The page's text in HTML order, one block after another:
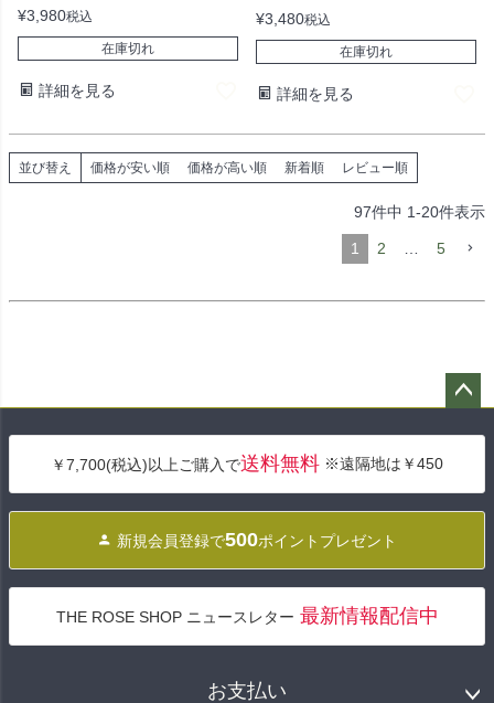
¥3,980税込
在庫切れ
詳細を見る
¥3,480税込
在庫切れ
詳細を見る
並び替え 価格が安い順 価格が高い順 新着順 レビュー順
97件中 1-20件表示
1 2 5
へ
￥7,700(税込)以上ご購入で送料無料 ※遠隔地は￥450
新規会員登録で500ポイントプレゼント
THE ROSE SHOP ニュースレター 最新情報配信中
お支払い